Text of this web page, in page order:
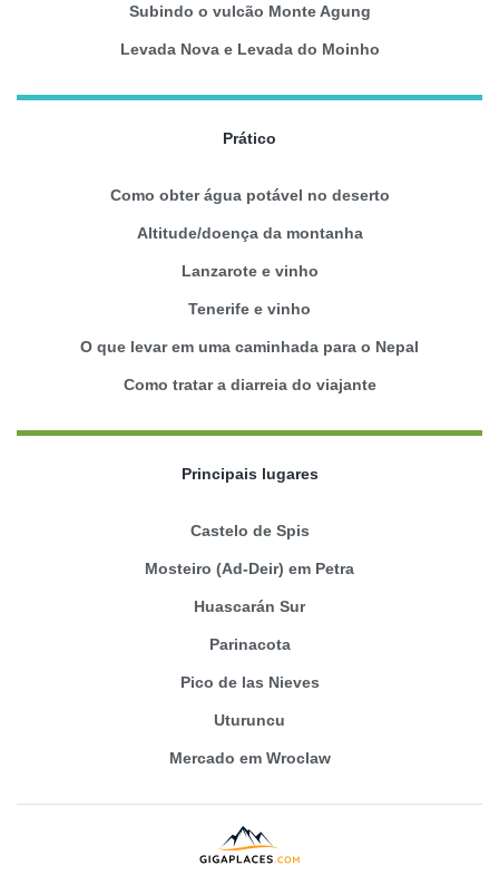
Subindo o vulcão Monte Agung
Levada Nova e Levada do Moinho
Prático
Como obter água potável no deserto
Altitude/doença da montanha
Lanzarote e vinho
Tenerife e vinho
O que levar em uma caminhada para o Nepal
Como tratar a diarreia do viajante
Principais lugares
Castelo de Spis
Mosteiro (Ad-Deir) em Petra
Huascarán Sur
Parinacota
Pico de las Nieves
Uturuncu
Mercado em Wroclaw